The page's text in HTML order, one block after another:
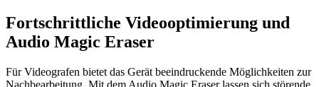
Fortschrittliche Videooptimierung und
Audio Magic Eraser
Für Videografen bietet das Gerät beeindruckende Möglichkeiten zur
Nachbearbeitung. Mit dem Audio Magic Eraser lassen sich störende